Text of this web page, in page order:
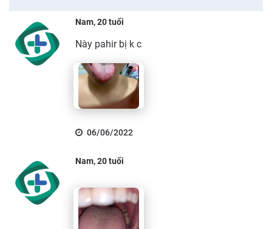
Nam, 20 tuổi
Này pahir bị k c
06/06/2022
Nam, 20 tuổi